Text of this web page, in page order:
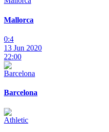
Mallorca
0:4
13 Jun 2020
22:00
Barcelona